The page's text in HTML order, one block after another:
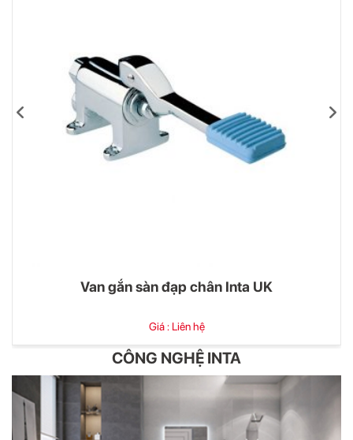
Van gắn sàn đạp chân Inta UK
Giá : Liên hệ
CÔNG NGHỆ INTA